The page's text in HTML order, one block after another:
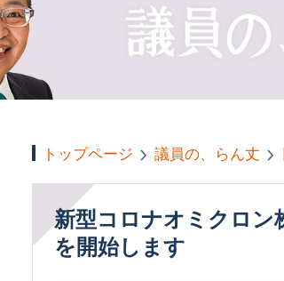
トップページ 議員の、らん丈
新型コロナオミクロン株対応ワクチン接種
を開始します